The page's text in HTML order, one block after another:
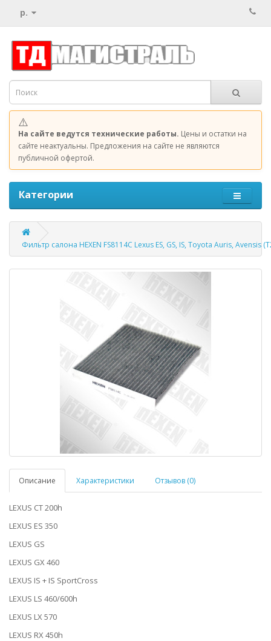
р.
⚠️
На сайте ведутся технические работы. Цены и остатки на
сайте неактуальны. Предложения на сайте не являются
публичной офертой.
Категории
Фильтр салона HEXEN FS8114C Lexus ES, GS, IS, Toyota Auris, Avensis
Описание Характеристики Отзывов (0)
LEXUS CT 200h
LEXUS ES 350
LEXUS GS
LEXUS GX 460
LEXUS IS + IS SportCross
LEXUS LS 460/600h
LEXUS LX 570
LEXUS RX 450h